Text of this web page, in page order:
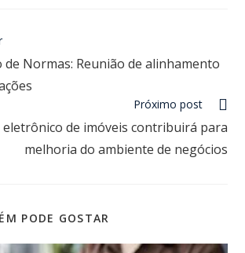
de Normas: Reunião de alinhamento
Próximo post
eletrônico de imóveis contribuirá para
melhoria do ambiente de negócios
PODE GOSTAR